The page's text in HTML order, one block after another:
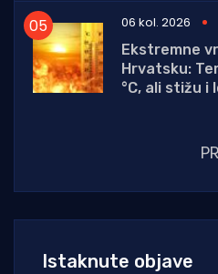
06 kol. 2026
Ekstremne
Hrvatsku:
°C, ali stižu i
Istaknute objave